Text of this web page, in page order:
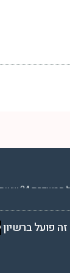
שעות ביממה,
פועל ברשיון